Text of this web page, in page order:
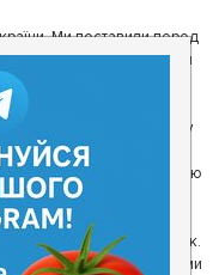
Ми поставили перед
ви не знаходилися, ви
приголомшливу команду
маркетингу,
гарної їжі. З їх допомогою
цікаві місця неподалік.
- таким чином ми